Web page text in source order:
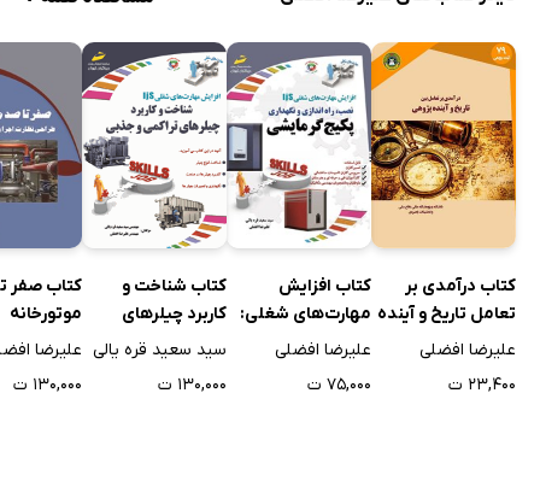
کتاب درآمدی بر
تعامل تاریخ و آینده
پژوهی
علیرضا افضلی
۲۳,۴۰۰ ت
کتاب افزایش
مهارت‌های شغلی:
نصب، راه اندازی و
گرمایشی
علیرضا افضلی
۷۵,۰۰۰ ت
کتاب شناخت و
کاربرد چیلرهای
تراکمی و جذبی
سید سعید قره یالی
۱۳۰,۰۰۰ ت
کتاب صفر
موتورخانه
علیرضا
۱۳۰,۰۰۰ ت